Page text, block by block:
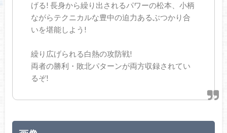
げる! 長身から繰り出されるパワーの松本、小柄
ながらテクニカルな豊中の迫力あるぶつかり合
いを堪能しよう!
繰り広げられる白熱の攻防戦!
両者の勝利・敗北パターンが両方収録されてい
るぞ!